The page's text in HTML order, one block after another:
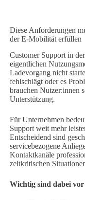
Diese Anforderungen
der E-Mobilität erfüllen
Customer Support in der
eigentlichen
Ladevorgang nicht
fehlschlägt oder es
brauchen Nutzer:innen
Unterstützung.
Für Unternehmen
Support weit mehr
Entscheidend sind
servicebezogene
Kontaktkanäle
zeitkritischen
Wichtig sind dabei